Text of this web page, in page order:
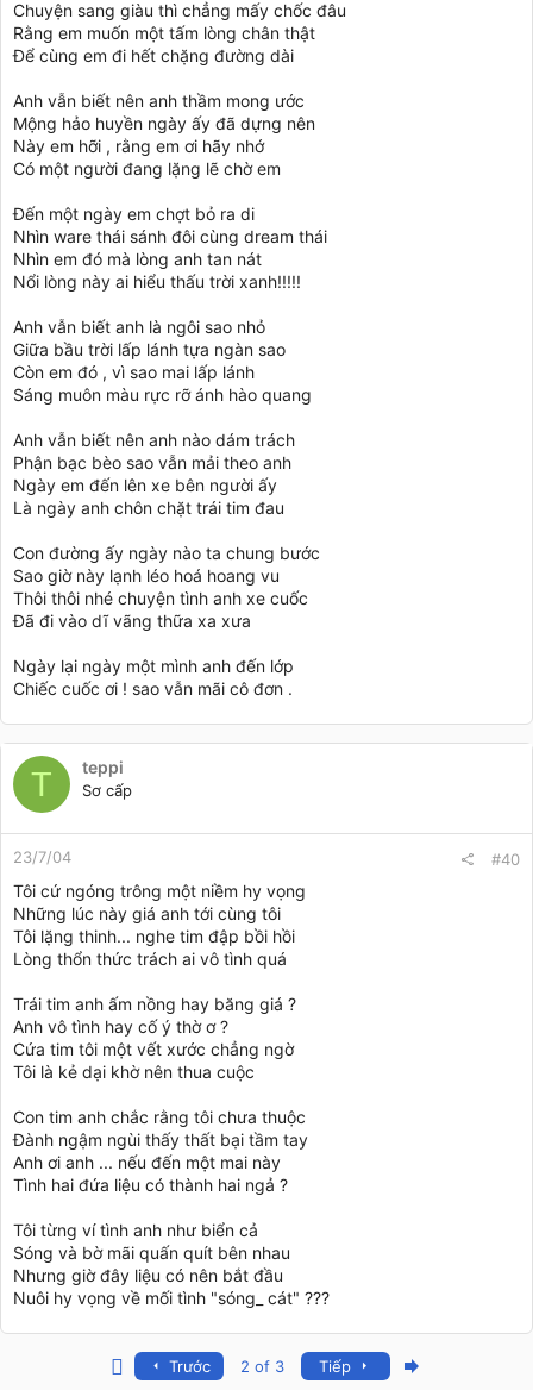
Chuyện sang giàu thì chẳng mấy chốc đâu
Rằng em muốn một tấm lòng chân thật
Để cùng em đi hết chặng đường dài
Anh vẫn biết nên anh thầm mong ước
Mộng hảo huyền ngày ấy đã dựng nên
Này em hỡi , rằng em ơi hãy nhớ
Có một người đang lặng lẽ chờ em
Ðến một ngày em chợt bỏ ra di
Nhìn ware thái sánh đôi cùng dream thái
Nhìn em đó mà lòng anh tan nát
Nổi lòng này ai hiểu thấu trời xanh!!!!!
Anh vẫn biết anh là ngôi sao nhỏ
Giữa bầu trời lấp lánh tựa ngàn sao
Còn em đó , vì sao mai lấp lánh
Sáng muôn màu rực rỡ ánh hào quang
Anh vẫn biết nên anh nào dám trách
Phận bạc bèo sao vẫn mải theo anh
Ngày em đến lên xe bên người ấy
Là ngày anh chôn chặt trái tim đau
Con đường ấy ngày nào ta chung bước
Sao giờ này lạnh léo hoá hoang vu
Thôi thôi nhé chuyện tình anh xe cuốc
Ðã đi vào dĩ vãng thữa xa xưa
Ngày lại ngày một mình anh đến lớp
Chiếc cuốc ơi ! sao vẫn mãi cô đơn .
T teppi
Sơ cấp
23/7/04 #40
Tôi cứ ngóng trông một niềm hy vọng
Những lúc này giá anh tới cùng tôi
Tôi lặng thinh... nghe tim đập bồi hồi
Lòng thổn thức trách ai vô tình quá
Trái tim anh ấm nồng hay băng giá ?
Anh vô tình hay cố ý thờ ơ ?
Cứa tim tôi một vết xước chẳng ngờ
Tôi là kẻ dại khờ nên thua cuộc
Con tim anh chắc rằng tôi chưa thuộc
Đành ngậm ngùi thấy thất bại tầm tay
Anh ơi anh ... nếu đến một mai này
Tình hai đứa liệu có thành hai ngả ?
Tôi từng ví tình anh như biển cả
Sóng và bờ mãi quấn quít bên nhau
Nhưng giờ đây liệu có nên bắt đầu
Nuôi hy vọng về mối tình "sóng_ cát" ???
First Trước 2 of 3 Tiếp